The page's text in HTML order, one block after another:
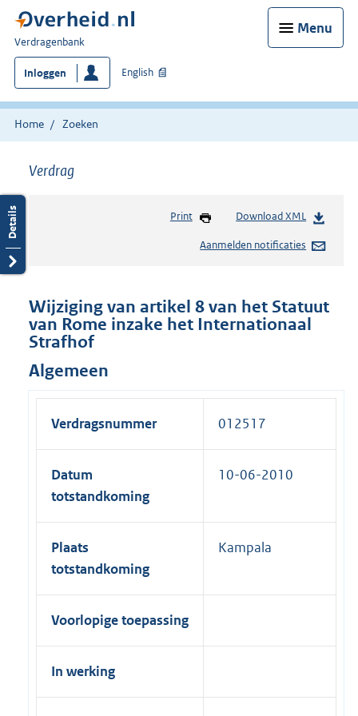
Menu
U
bent
hier:
Verdragenbank
Inloggen English
Home Zoeken
Verdrag
Print Download XML
Aanmelden notificaties
Wijziging van artikel 8 van het Statuut
van Rome inzake het Internationaal
Strafhof
Algemeen
Verdragsnummer 012517
Datum
totstandkoming
10-06-2010
Plaats
totstandkoming
Kampala
Voorlopige toepassing
In werking